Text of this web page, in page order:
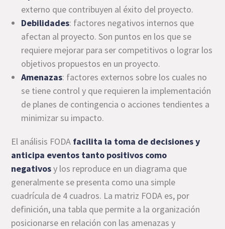
externo que contribuyen al éxito del proyecto.
Debilidades: factores negativos internos que
afectan al proyecto. Son puntos en los que se
requiere mejorar para ser competitivos o lograr los
objetivos propuestos en un proyecto.
Amenazas: factores externos sobre los cuales no
se tiene control y que requieren la implementación
de planes de contingencia o acciones tendientes a
minimizar su impacto.
El análisis FODA facilita la toma de decisiones y
anticipa eventos tanto positivos como
negativosy los reproduce en un diagrama que
generalmente se presenta como una simple
cuadrícula de 4 cuadros. La matriz FODA es, por
definición, una tabla que permite a la organización
posicionarse en relación con las amenazas y